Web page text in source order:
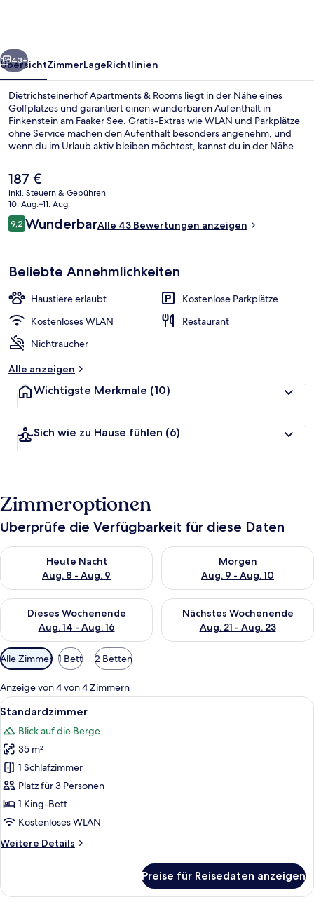
Weiter
43+
ÜbersichtZimmerLageRichtlinien
Dietrichsteinerhof Apartments & Rooms liegt in der Nähe eines
Golfplatzes und garantiert einen wunderbaren Aufenthalt in
Finkenstein am Faaker See. Gratis-Extras wie WLAN und Parkplätze
ohne Service machen den Aufenthalt besonders angenehm, und
wenn du im Urlaub aktiv bleiben möchtest, kannst du in der Nähe
Mountainbiken nutzen. Weitere Highlights sind eine Terrasse und
ein Garten.
Der
aktuelle
Preis
beträgt
187 €.
187 €
inkl. Steuern & Gebühren
10. Aug.–11. Aug.
Bewertungen
9,29,2 von 10.
WunderbarAlle 43 Bewertungen anzeigen
Beliebte Annehmlichkeiten
Haustiere erlaubt
Kostenlose Parkplätze
Kostenloses WLAN
Restaurant
Nichtraucher
Alle anzeigen
Wichtigste Merkmale (10)
Sich wie zu Hause fühlen (6)
Zimmeroptionen
Überprüfe die Verfügbarkeit für diese Daten
Heute Nacht
Aug. 8 - Aug. 9
Überprüfe die Verfügbarkeit für heute Nacht, Aug. 8 - Aug. 9.
Morgen
Aug. 9 - Aug. 10
Überprüfe die Verfügbarkeit
Dieses Wochenende
Aug. 14 - Aug. 16
Überprüfe die Verfügbarkeit für dieses Wochenende, Aug. 14
Nächstes Wochenende
Aug. 21 - Aug. 23
Überprüfe die Verfügbarkeit
Verfügbare
Filter
für
Zimmer
Alle Zimmer 1 Bett 2 Betten
Anzeige von 4 von 4 Zimmern
Alle
Fotos
für
Standardzimmer
anzeigen
Ein Schlafzimmer mit einem
7
Standardzimmer
Blick auf die Berge
35 m²
1 Schlafzimmer
Platz für 3 Personen
1 King-Bett
Kostenloses WLAN
Weitere Details
Weitere
Preise für Reisedaten anzeigen